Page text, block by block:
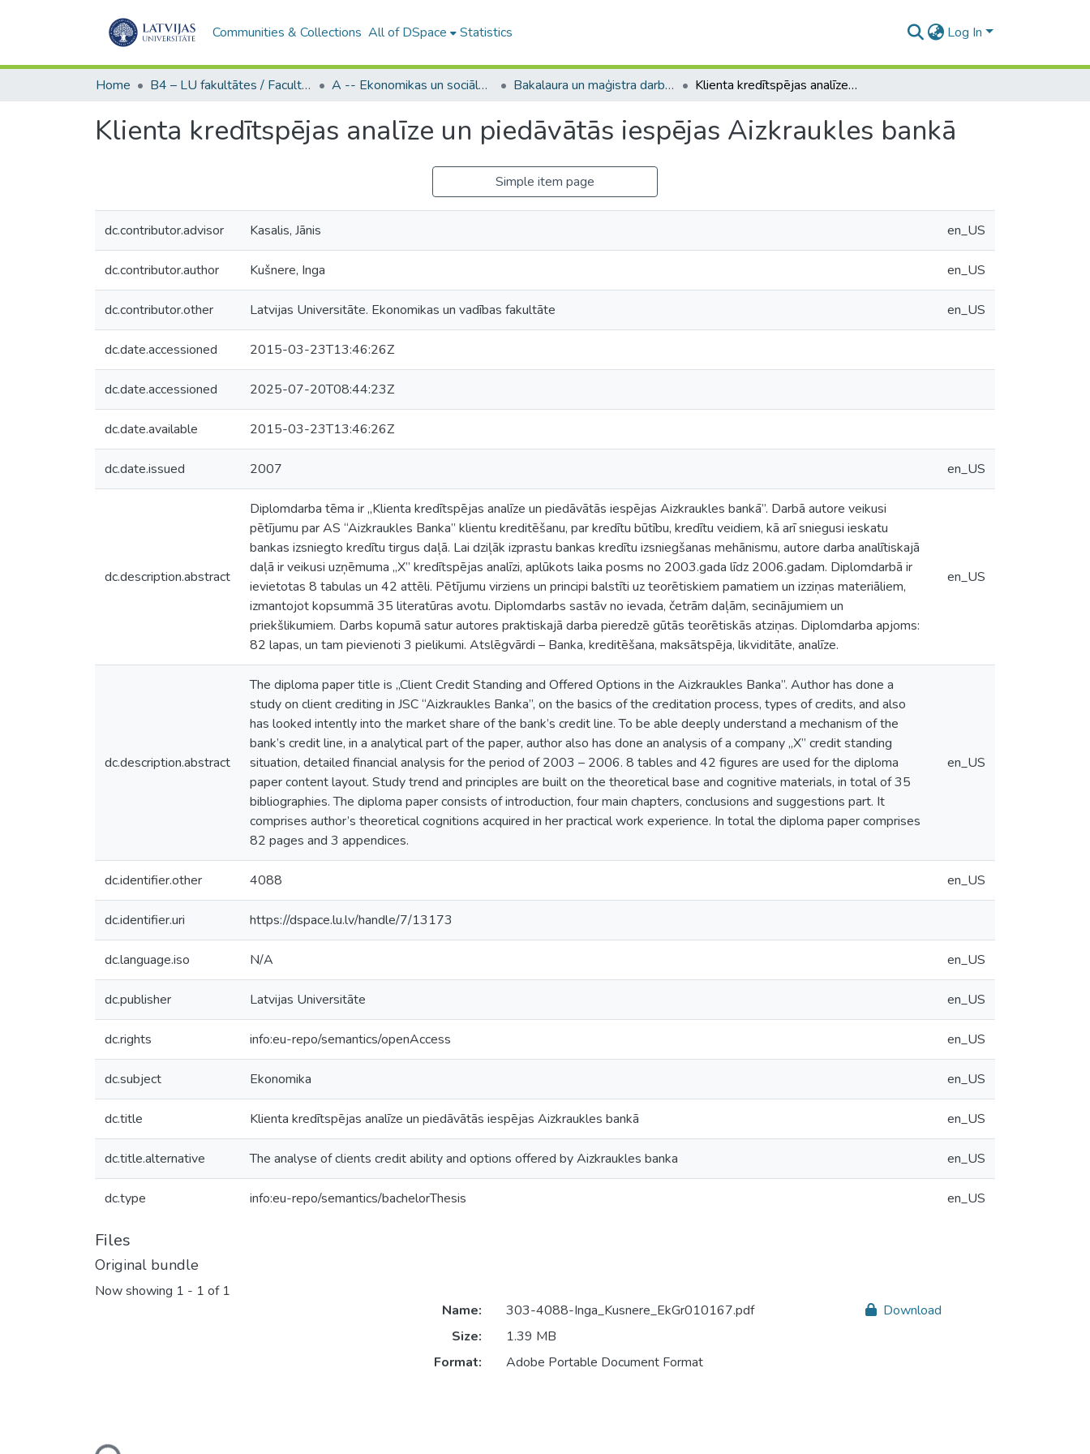
Communities & Collections All of DSpace Statistics Log In
Home B4 – LU fakultātes / Faculties of the UL A -- Ekonomikas un sociālo zinātņu fakultāte / Faculty of Economics and Social Sciences Bakalaura un maģistra darbi (ESZF) / Bachelor's and Master's theses Klienta kredītspējas analīze un piedāvātās iespējas Aizkraukles bankā
Klienta kredītspējas analīze un piedāvātās iespējas Aizkraukles bankā
Simple item page
dc.contributor.advisor Kasalis, Jānis en_US
dc.contributor.author Kušnere, Inga en_US
dc.contributor.other Latvijas Universitāte. Ekonomikas un vadības fakultāte en_US
dc.date.accessioned 2015-03-23T13:46:26Z
dc.date.accessioned 2025-07-20T08:44:23Z
dc.date.available 2015-03-23T13:46:26Z
dc.date.issued 2007 en_US
dc.description.abstract
Diplomdarba tēma ir „Klienta kredītspējas analīze un piedāvātās iespējas Aizkraukles bankā”. Darbā autore veikusi
pētījumu par AS “Aizkraukles Banka” klientu kreditēšanu, par kredītu būtību, kredītu veidiem, kā arī sniegusi ieskatu
bankas izsniegto kredītu tirgus daļā. Lai dziļāk izprastu bankas kredītu izsniegšanas mehānismu, autore darba analītiskajā
daļā ir veikusi uzņēmuma „X” kredītspējas analīzi, aplūkots laika posms no 2003.gada līdz 2006.gadam. Diplomdarbā ir
ievietotas 8 tabulas un 42 attēli. Pētījumu virziens un principi balstīti uz teorētiskiem pamatiem un izziņas materiāliem,
izmantojot kopsummā 35 literatūras avotu. Diplomdarbs sastāv no ievada, četrām daļām, secinājumiem un
priekšlikumiem. Darbs kopumā satur autores praktiskajā darba pieredzē gūtās teorētiskās atziņas. Diplomdarba apjoms:
82 lapas, un tam pievienoti 3 pielikumi. Atslēgvārdi – Banka, kreditēšana, maksātspēja, likviditāte, analīze.
en_US
dc.description.abstract
The diploma paper title is „Client Credit Standing and Offered Options in the Aizkraukles Banka”. Author has done a
study on client crediting in JSC “Aizkraukles Banka”, on the basics of the creditation process, types of credits, and also
has looked intently into the market share of the bank’s credit line. To be able deeply understand a mechanism of the
bank’s credit line, in a analytical part of the paper, author also has done an analysis of a company „X” credit standing
situation, detailed financial analysis for the period of 2003 – 2006. 8 tables and 42 figures are used for the diploma
paper content layout. Study trend and principles are built on the theoretical base and cognitive materials, in total of 35
bibliographies. The diploma paper consists of introduction, four main chapters, conclusions and suggestions part. It
comprises author’s theoretical cognitions acquired in her practical work experience. In total the diploma paper comprises
82 pages and 3 appendices.
en_US
dc.identifier.other 4088 en_US
dc.identifier.uri https://dspace.lu.lv/handle/7/13173
dc.language.iso N/A en_US
dc.publisher Latvijas Universitāte en_US
dc.rights info:eu-repo/semantics/openAccess en_US
dc.subject Ekonomika en_US
dc.title Klienta kredītspējas analīze un piedāvātās iespējas Aizkraukles bankā en_US
dc.title.alternative The analyse of clients credit ability and options offered by Aizkraukles banka en_US
dc.type info:eu-repo/semantics/bachelorThesis en_US
Files
Original bundle
Now showing 1 - 1 of 1
Loading...
Name:
303-4088-Inga_Kusnere_EkGr010167.pdf
Size:
1.39 MB
Format:
Adobe Portable Document Format
Download